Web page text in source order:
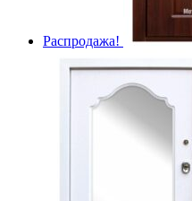
Распродажа!